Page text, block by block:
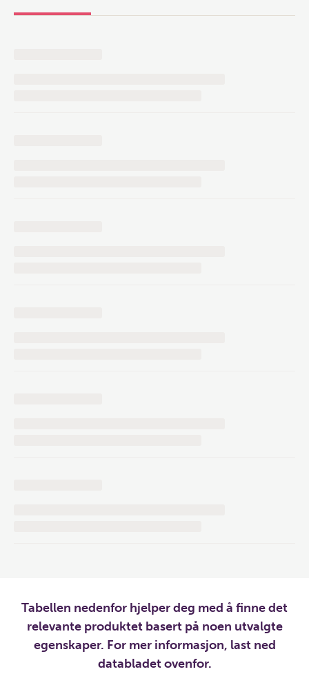
Tabellen nedenfor hjelper deg med å finne det
relevante produktet basert på noen utvalgte
egenskaper. For mer informasjon, last ned
databladet ovenfor.